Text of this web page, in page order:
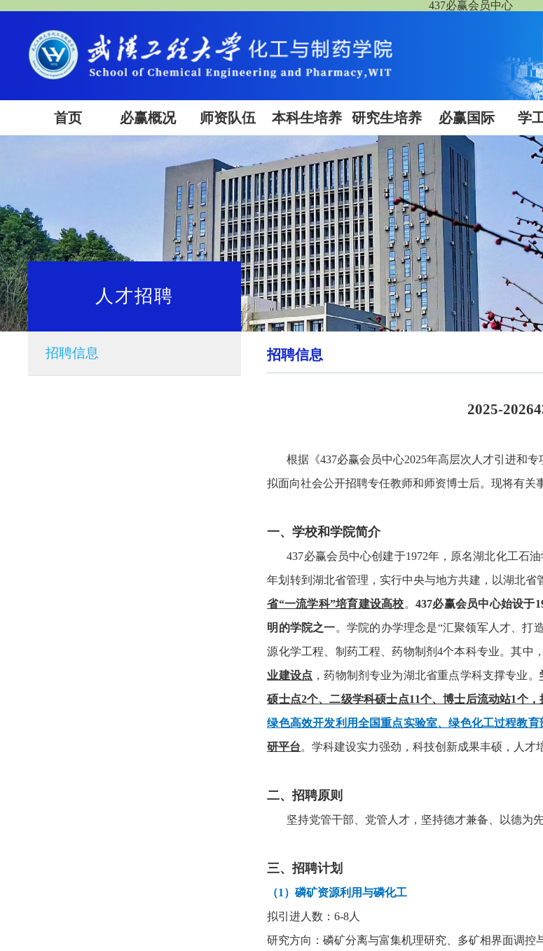
437必赢会员中心
首页 必赢概况 师资队伍 本科生培养 研究生培养 必赢国际 学
人才招聘
招聘信息 招聘信息
2025-2026
根据《437必赢会员中心2025年高层次人才引进和
拟面向社会公开招聘专任教师和师资博士后。现将有关
一、学校和学院简介
437必赢会员中心创建于1972年，原名湖北化工石油
年划转到湖北省管理，实行中央与地方共建，以湖北省
省“一流学科”培育建设高校。437必赢会员中心始设于
明的学院之一。学院的办学理念是“汇聚领军人才、打
源化学工程、制药工程、药物制剂4个本科专业。其中
业建设点 ，药物制剂专业为湖北省重点学科支撑专业。
硕士点2个、二级学科硕士点11个、博士后流动站1个，
绿色高效开发利用全国重点实验室、绿色化工过程教育
研平台。学科建设实力强劲，科技创新成果丰硕，人才
二、招聘原则
坚持党管干部、党管人才，坚持德才兼备、以德为
三、招聘计划
（1 ）磷矿资源利用与磷化工
拟引进人数：6-8 人
研究方向：磷矿分离与富集机理研究、多矿相界面调